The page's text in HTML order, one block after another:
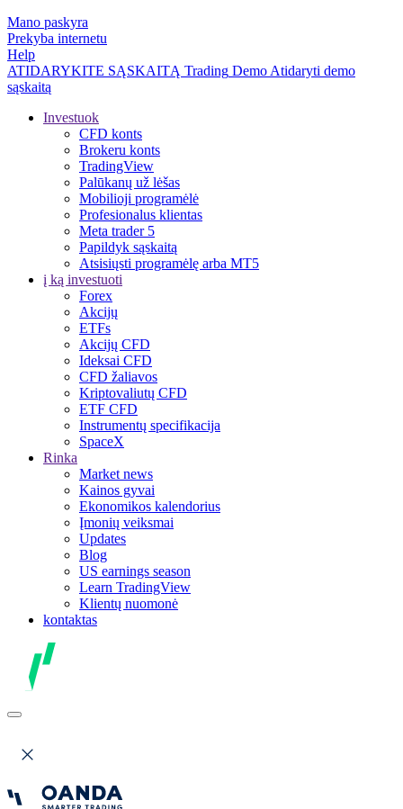
Mano paskyra
Prekyba internetu
Help
ATIDARYKITE SĄSKAITĄ Trading Demo Atidaryti demo
sąskaitą
Investuok
CFD konts
Brokeru konts
TradingView
Palūkanų už lėšas
Mobilioji programėlė
Profesionalus klientas
Meta trader 5
Papildyk sąskaitą
Atsisiųsti programėlę arba MT5
į ką investuoti
Forex
Akcijų
ETFs
Akcijų CFD
Ideksai CFD
CFD žaliavos
Kriptovaliutų CFD
ETF CFD
Instrumentų specifikacija
SpaceX
Rinka
Market news
Kainos gyvai
Ekonomikos kalendorius
Įmonių veiksmai
Updates
Blog
US earnings season
Learn TradingView
Klientų nuomonė
kontaktas